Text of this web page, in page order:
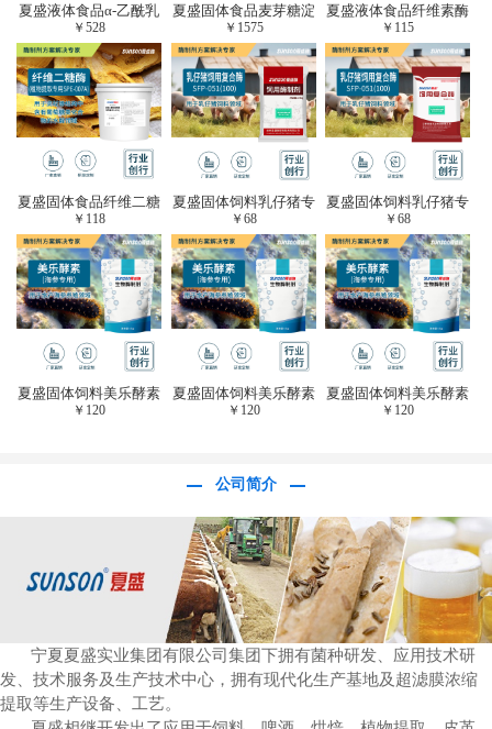
夏盛液体食品α-乙酰乳
酸脱羧酶(酱油醋生产
专用)FDY-3206
￥528
夏盛固体食品麦芽糖淀
粉酶(烘焙及面粉改良
用酶/发酵类食品可
用)FDG-0012
￥ 1575
夏盛液体食品纤维素酶
(植物提取专用酶/解决
提取液混浊问题/降
黏)FFY-0651
￥ 115
夏盛固体食品纤维二糖
酶(植物提取专用酶/用
于虎杖白藜芦醇提
取)FFG-0656
￥ 118
夏盛固体饲料乳仔猪专
用复合酶SFG-0932
￥ 68
夏盛固体饲料乳仔猪专
用复合酶SFG-0932
￥68
夏盛固体饲料美乐酵素
(水产海参海胆专
￥ 120
夏盛固体饲料美乐酵素
(水产海参海胆专
￥ 120
夏盛固体饲料美乐酵素
(水产海参海胆专
￥ 120
公司简介
宁夏夏盛实业集团有限公司集团下拥有菌种研发、应用技术研
发、技术服务及生产技术中心，拥有现代化生产基地及超滤膜浓缩
提取等生产设备、工艺。